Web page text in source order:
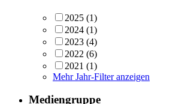
2025 (1)
2024 (1)
2023 (4)
2022 (6)
2021 (1)
Mehr Jahr-Filter anzeigen
Mediengruppe